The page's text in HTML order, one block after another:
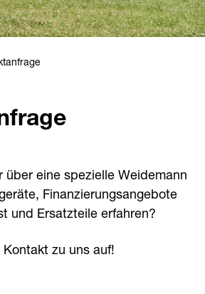
über eine spezielle Weidemann
Finanzierungsangebote
und Ersatzteile erfahren?
zu uns auf!